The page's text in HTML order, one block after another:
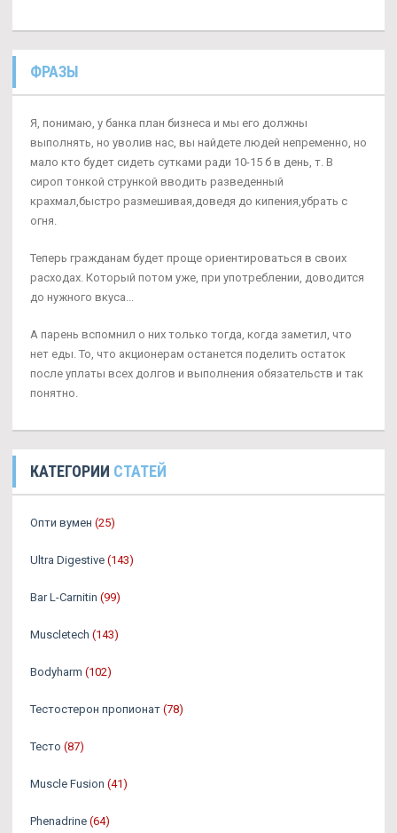
ФРАЗЫ
Я, понимаю, у банка план бизнеса и мы его должны
выполнять, но уволив нас, вы найдете людей непременно, но
мало кто будет сидеть сутками ради 10-15 б в день, т. В
сироп тонкой стрункой вводить разведенный
крахмал,быстро размешивая,доведя до кипения,убрать с
огня.
Теперь гражданам будет проще ориентироваться в своих
расходах. Который потом уже, при употреблении, доводится
до нужного вкуса...
А парень вспомнил о них только тогда, когда заметил, что
нет еды. То, что акционерам останется поделить остаток
после уплаты всех долгов и выполнения обязательств и так
понятно.
КАТЕГОРИИ СТАТЕЙ
Опти вумен (25)
Ultra Digestive (143)
Bar L-Carnitin (99)
Muscletech (143)
Bodyharm (102)
Тестостерон пропионат (78)
Тесто (87)
Muscle Fusion (41)
Phenadrine (64)